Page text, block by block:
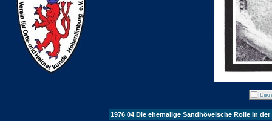
1976 04 Die ehemalige Sandhövelsche Rolle in